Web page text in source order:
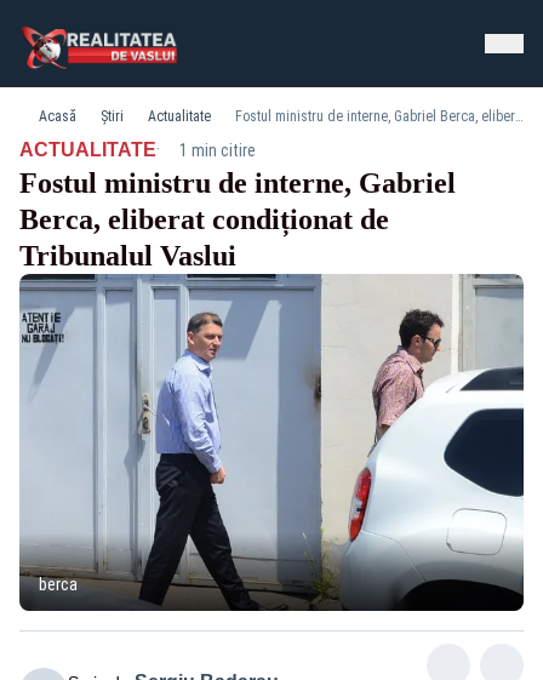
Acasă Știri Actualitate Fostul ministru de interne, Gabriel Berca, eliberat condiționat de Tribunalul Vaslui
ACTUALITATE· 1 min citire
Fostul ministru de interne, Gabriel
Berca, eliberat condiționat de
Tribunalul Vaslui
berca